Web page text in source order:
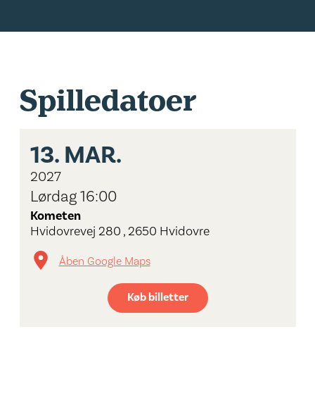
Spilledatoer
13. MAR.
2027
Lørdag 16:00
Kometen
Hvidovrevej 280 , 2650 Hvidovre
Åben Google Maps
Køb billetter